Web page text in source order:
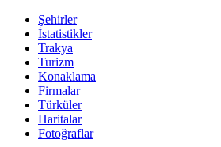
Şehirler
İstatistikler
Trakya
Turizm
Konaklama
Firmalar
Türküler
Haritalar
Fotoğraflar